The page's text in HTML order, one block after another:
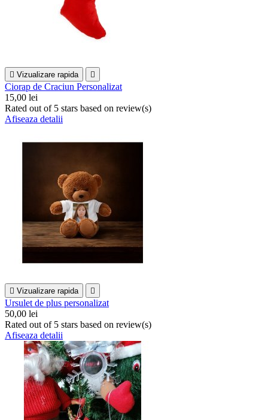
 Vizualizare rapida 
Ciorap de Craciun Personalizat
15,00 lei
Rated out of 5 stars based on review(s)
Afiseaza detalii
 Vizualizare rapida 
Ursulet de plus personalizat
50,00 lei
Rated out of 5 stars based on review(s)
Afiseaza detalii